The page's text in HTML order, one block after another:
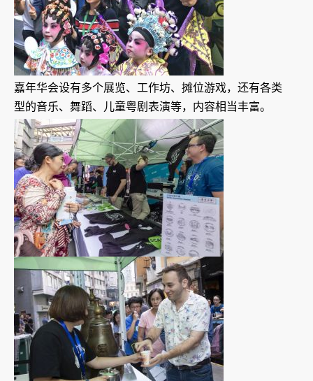
嘉年华会设有多个展览、工作坊、摊位游戏，还有各类
型的音乐、舞蹈、儿童粤剧表演等，内容相当丰富。